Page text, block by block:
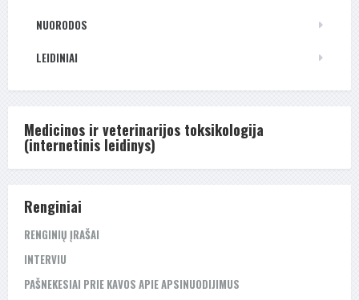
NUORODOS
LEIDINIAI
Medicinos ir veterinarijos toksikologija
(internetinis leidinys)
Renginiai
RENGINIŲ ĮRAŠAI
INTERVIU
PAŠNEKESIAI PRIE KAVOS APIE APSINUODIJIMUS